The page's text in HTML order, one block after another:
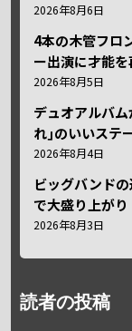
2026年8月6日
4本の木管フロ
ー出演に才能
2026年8月5日
デュオアルバ
れ｣のいいステ
2026年8月4日
ビッグバンド
で大盛り上がり
2026年8月3日
読者の投稿